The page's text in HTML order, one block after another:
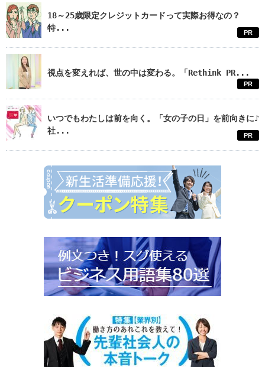
18～25歳限定クレジットカードって実際お得なの？
特...
PR
視点を変えれば、世の中は変わる。「Rethink PR...
PR
いつでもわたしは前を向く。「女の子の日」を前向きに♪
社...
PR